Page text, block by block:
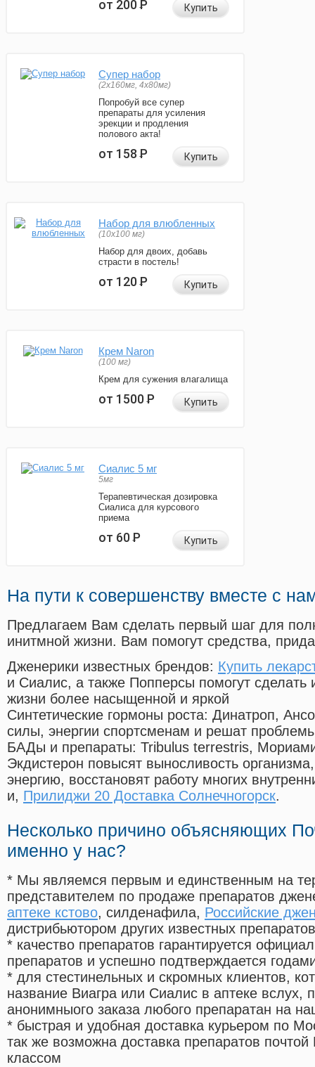
от 200Р Купить
Супер набор
(2х160мг, 4х80мг)
Попробуй все супер
препараты для усиления
эрекции и продления
полового акта!
от 158Р Купить
Набор для влюбленных
(10х100 мг)
Набор для двоих, добавь
страсти в постель!
от 120Р Купить
Крем Naron
(100 мг)
Крем для сужения влагалища
от 1500Р Купить
Сиалис 5 мг
5мг
Терапевтическая дозировка
Сиалиса для курсового
приема
от 60Р Купить
На пути к совершенству вместе с
Предлагаем Вам сделать первый шаг для
инитмной жизни. Вам помогут средства,
Дженерики известных брендов: Купить
и Сиалис, а также Попперсы помогут
жизни более насыщенной и яркой
Синтетические гормоны роста: Динатроп,
силы, энергии спортсменам и решат
БАДы и препараты: Tribulus terrestris,
Экдистерон повысят выносливость
энергию, восстановят работу многих
и, Прилиджи 20 Доставка Солнечногорск.
Несколько причино объясняющих
именно у нас?
* Мы являемся первым и единственным на
представителем по продаже препаратов
аптеке кстово, силденафила, Российские
дистрибьютором других известных препаратов
* качество препаратов гарантируется
препаратов и успешно подтверждается
* для стестинельных и скромных клиентов,
название Виагра или Сиалис в аптеке вслух,
анонимныого заказа любого препаратан на
* быстрая и удобная доставка курьером по
так же возможна доставка препаратов
классом